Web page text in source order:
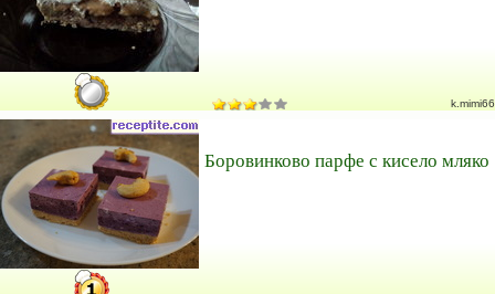
k.mimi66
Боровинково парфе с кисело мляко